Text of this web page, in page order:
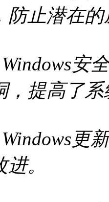
防止潜在的
安
，提高了
更
。